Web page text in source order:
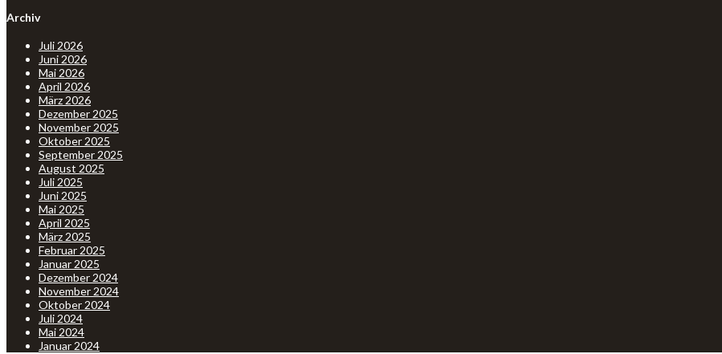
Archiv
Juli 2026
Juni 2026
Mai 2026
April 2026
März 2026
Dezember 2025
November 2025
Oktober 2025
September 2025
August 2025
Juli 2025
Juni 2025
Mai 2025
April 2025
März 2025
Februar 2025
Januar 2025
Dezember 2024
November 2024
Oktober 2024
Juli 2024
Mai 2024
Januar 2024